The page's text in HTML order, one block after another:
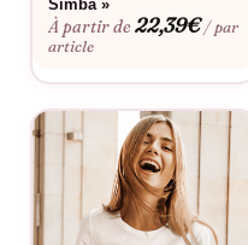
le duo.
Ce t-shirt n’est pas
déclaration de style et un
relations. Que ce soit pour
simplement pour profiter
garantit que tous les
empreints de confort et
unisexe et à sa coupe
Simba »
À partir de22,39€ / par
article